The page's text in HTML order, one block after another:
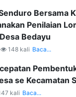
Bersama
Penilaian
Bedayu
148 kali Baca...
se Kecamatan
kali Baca...